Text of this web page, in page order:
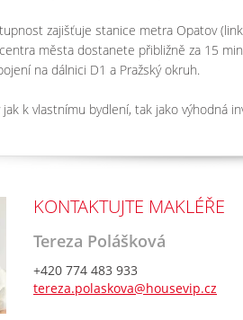
zajišťuje stanice metra Opatov
města dostanete přibližně za 15
na dálnici D1 a Pražský okruh.
k vlastnímu bydlení, tak jako výhodná
KONTAKTUJTE MAKLÉŘE
Tereza Polášková
+420 774 483 933
tereza.polaskova@housevip.cz